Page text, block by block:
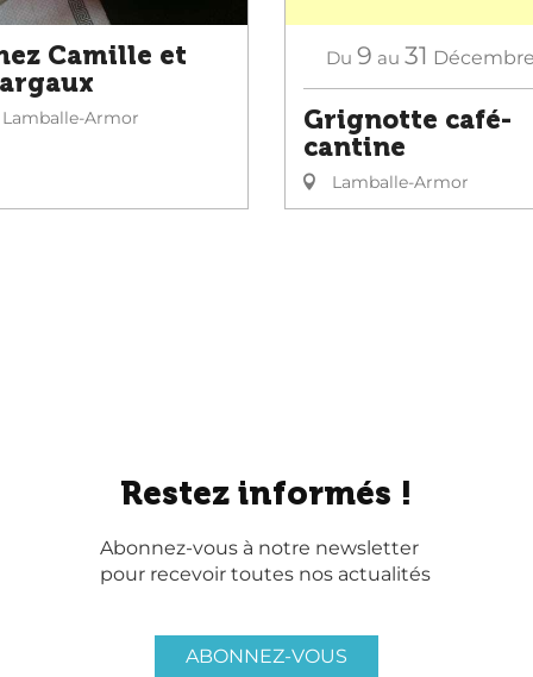
Camille et
Armor
Du 9 au 31
Grignotte café-
cantine
Lamballe-Armor
Restez informés !
Abonnez-vous à notre newsletter
pour recevoir toutes nos actualités
ABONNEZ-VOUS